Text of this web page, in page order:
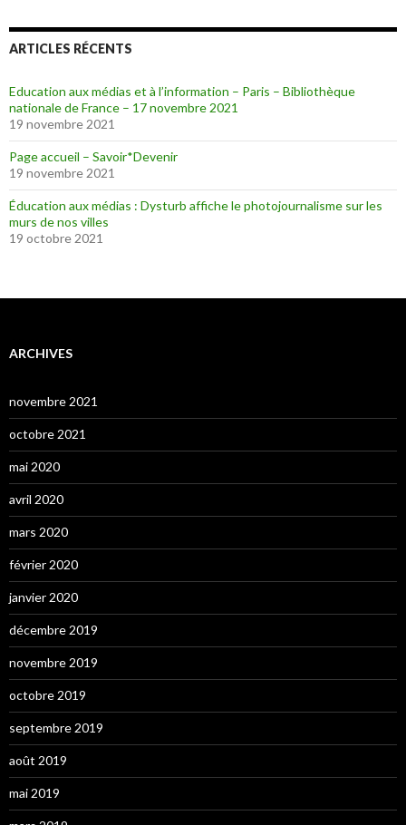
ARTICLES RÉCENTS
Education aux médias et à l’information – Paris – Bibliothèque
nationale de France – 17 novembre 2021
19 novembre 2021
Page accueil – Savoir*Devenir
19 novembre 2021
Éducation aux médias : Dysturb affiche le photojournalisme sur les
murs de nos villes
19 octobre 2021
ARCHIVES
novembre 2021
octobre 2021
mai 2020
avril 2020
mars 2020
février 2020
janvier 2020
décembre 2019
novembre 2019
octobre 2019
septembre 2019
août 2019
mai 2019